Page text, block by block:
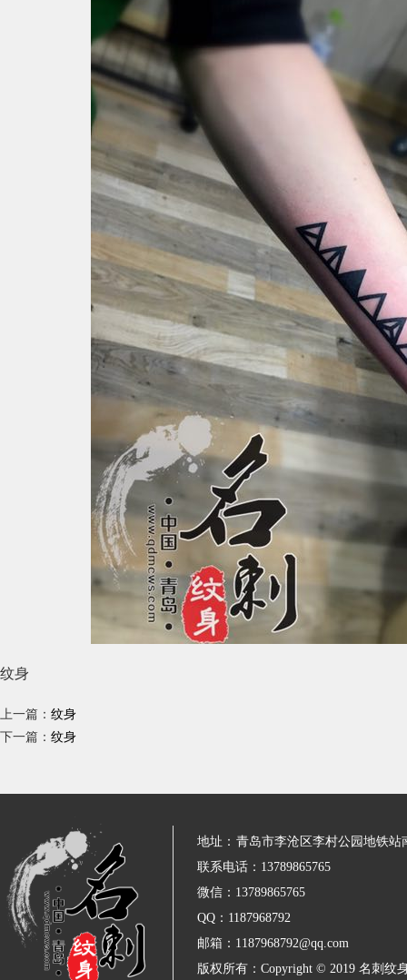
纹身
上一篇： 纹身
下一篇： 纹身
地址： 青岛市李沧区李村公园地铁站
联系电话：13789865765
微信：13789865765
QQ：1187968792
邮箱：1187968792@qq.com
版权所有：Copyright © 2019 名刺纹